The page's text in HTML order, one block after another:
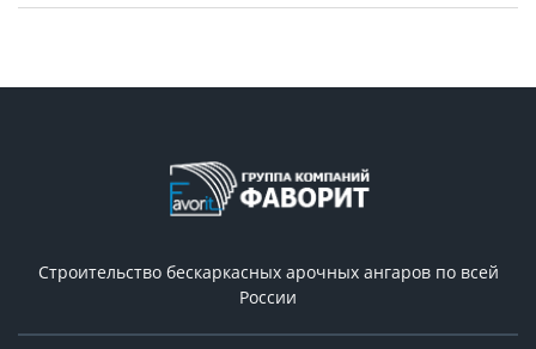
Строительство бескаркасных арочных ангаров по всей
России